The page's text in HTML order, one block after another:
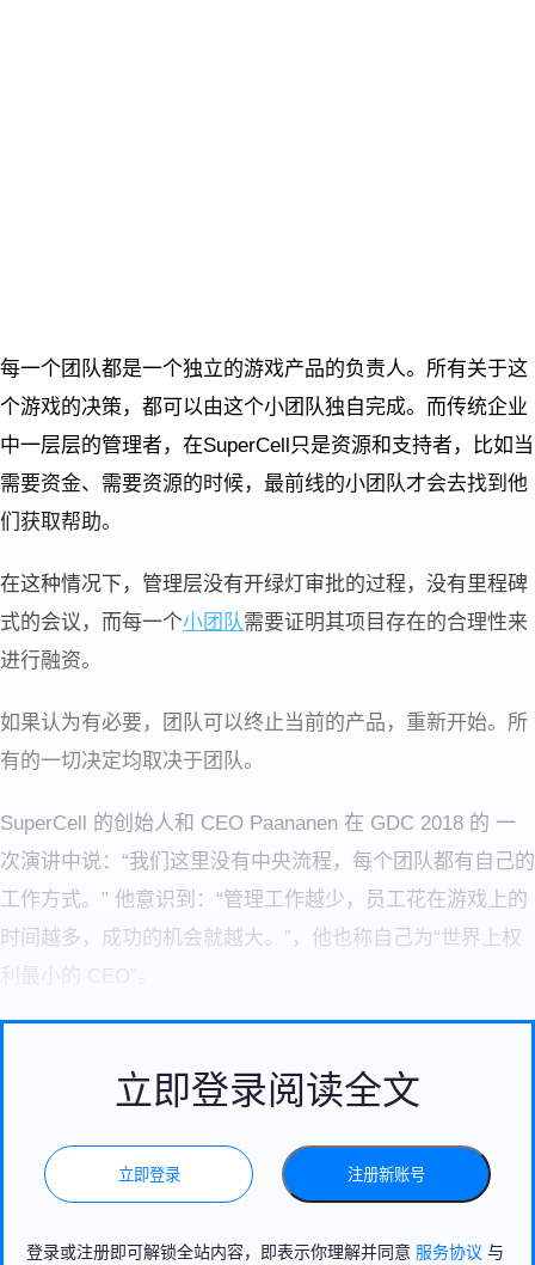
每一个团队都是一个独立的游戏产品的负责人。所有关于这
个游戏的决策，都可以由这个小团队独自完成。而传统企业
中一层层的管理者，在SuperCell只是资源和支持者，比如当
需要资金、需要资源的时候，最前线的小团队才会去找到他
们获取帮助。
在这种情况下，管理层没有开绿灯审批的过程，没有里程碑
式的会议，而每一个小团队需要证明其项目存在的合理性来
进行融资。
如果认为有必要，团队可以终止当前的产品，重新开始。所
有的一切决定均取决于团队。
SuperCell 的创始人和 CEO Paananen 在 GDC 2018 的 一
次演讲中说：“我们这里没有中央流程，每个团队都有自己的
工作方式。” 他意识到：“管理工作越少，员工花在游戏上的
时间越多，成功的机会就越大。”，他也称自己为“世界上权
利最小的 CEO”。
立即登录阅读全文
立即登录 注册新账号
登录或注册即可解锁全站内容，即表示你理解并同意 服务协议 与